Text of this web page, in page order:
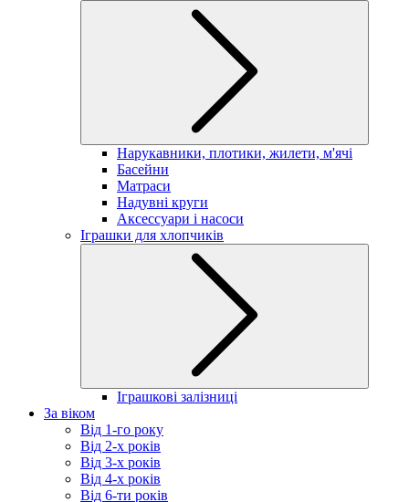
Нарукавники, плотики, жилети, м'ячі
Басейни
Матраси
Надувні круги
Аксессуари і насоси
Іграшки для хлопчиків
Іграшкові залізниці
За віком
Від 1-го року
Від 2-х років
Від 3-х років
Від 4-х років
Від 6-ти років